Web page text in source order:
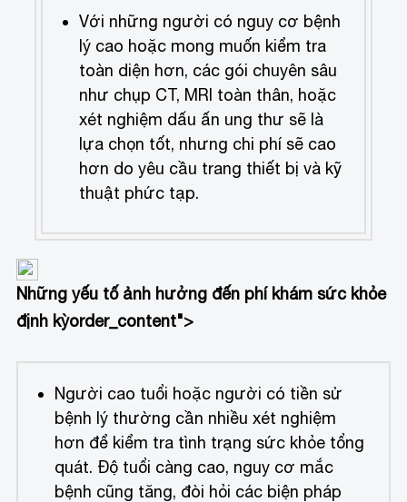
Với những người có nguy cơ bệnh
lý cao hoặc mong muốn kiểm tra
toàn diện hơn, các gói chuyên sâu
như chụp CT, MRI toàn thân, hoặc
xét nghiệm dấu ấn ung thư sẽ là
lựa chọn tốt, nhưng chi phí sẽ cao
hơn do yêu cầu trang thiết bị và kỹ
thuật phức tạp.
Những yếu tố ảnh hưởng đến phí khám sức khỏe
định kỳorder_content">
Người cao tuổi hoặc người có tiền sử
bệnh lý thường cần nhiều xét nghiệm
hơn để kiểm tra tình trạng sức khỏe tổng
quát. Độ tuổi càng cao, nguy cơ mắc
bệnh cũng tăng, đòi hỏi các biện pháp